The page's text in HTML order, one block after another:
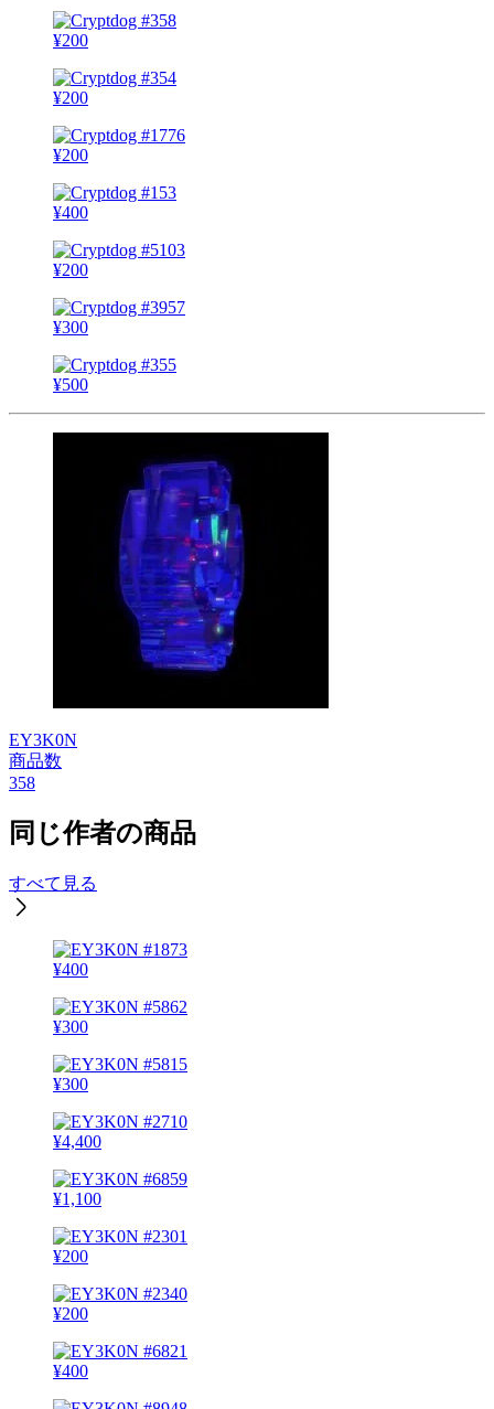
¥200
¥200
¥200
¥400
¥200
¥300
¥500
EY3K0N
商品数
358
同じ作者の商品
すべて見る
¥400
¥300
¥300
¥4,400
¥1,100
¥200
¥200
¥400